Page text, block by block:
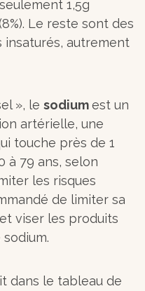
1,5g
Le reste sont des
insaturés, autrement
», le sodiumest un
artérielle, une
touche près de 1
à 79 ans, selon
les risques
de limiter sa
viser les produits
sodium.
dans le tableau de